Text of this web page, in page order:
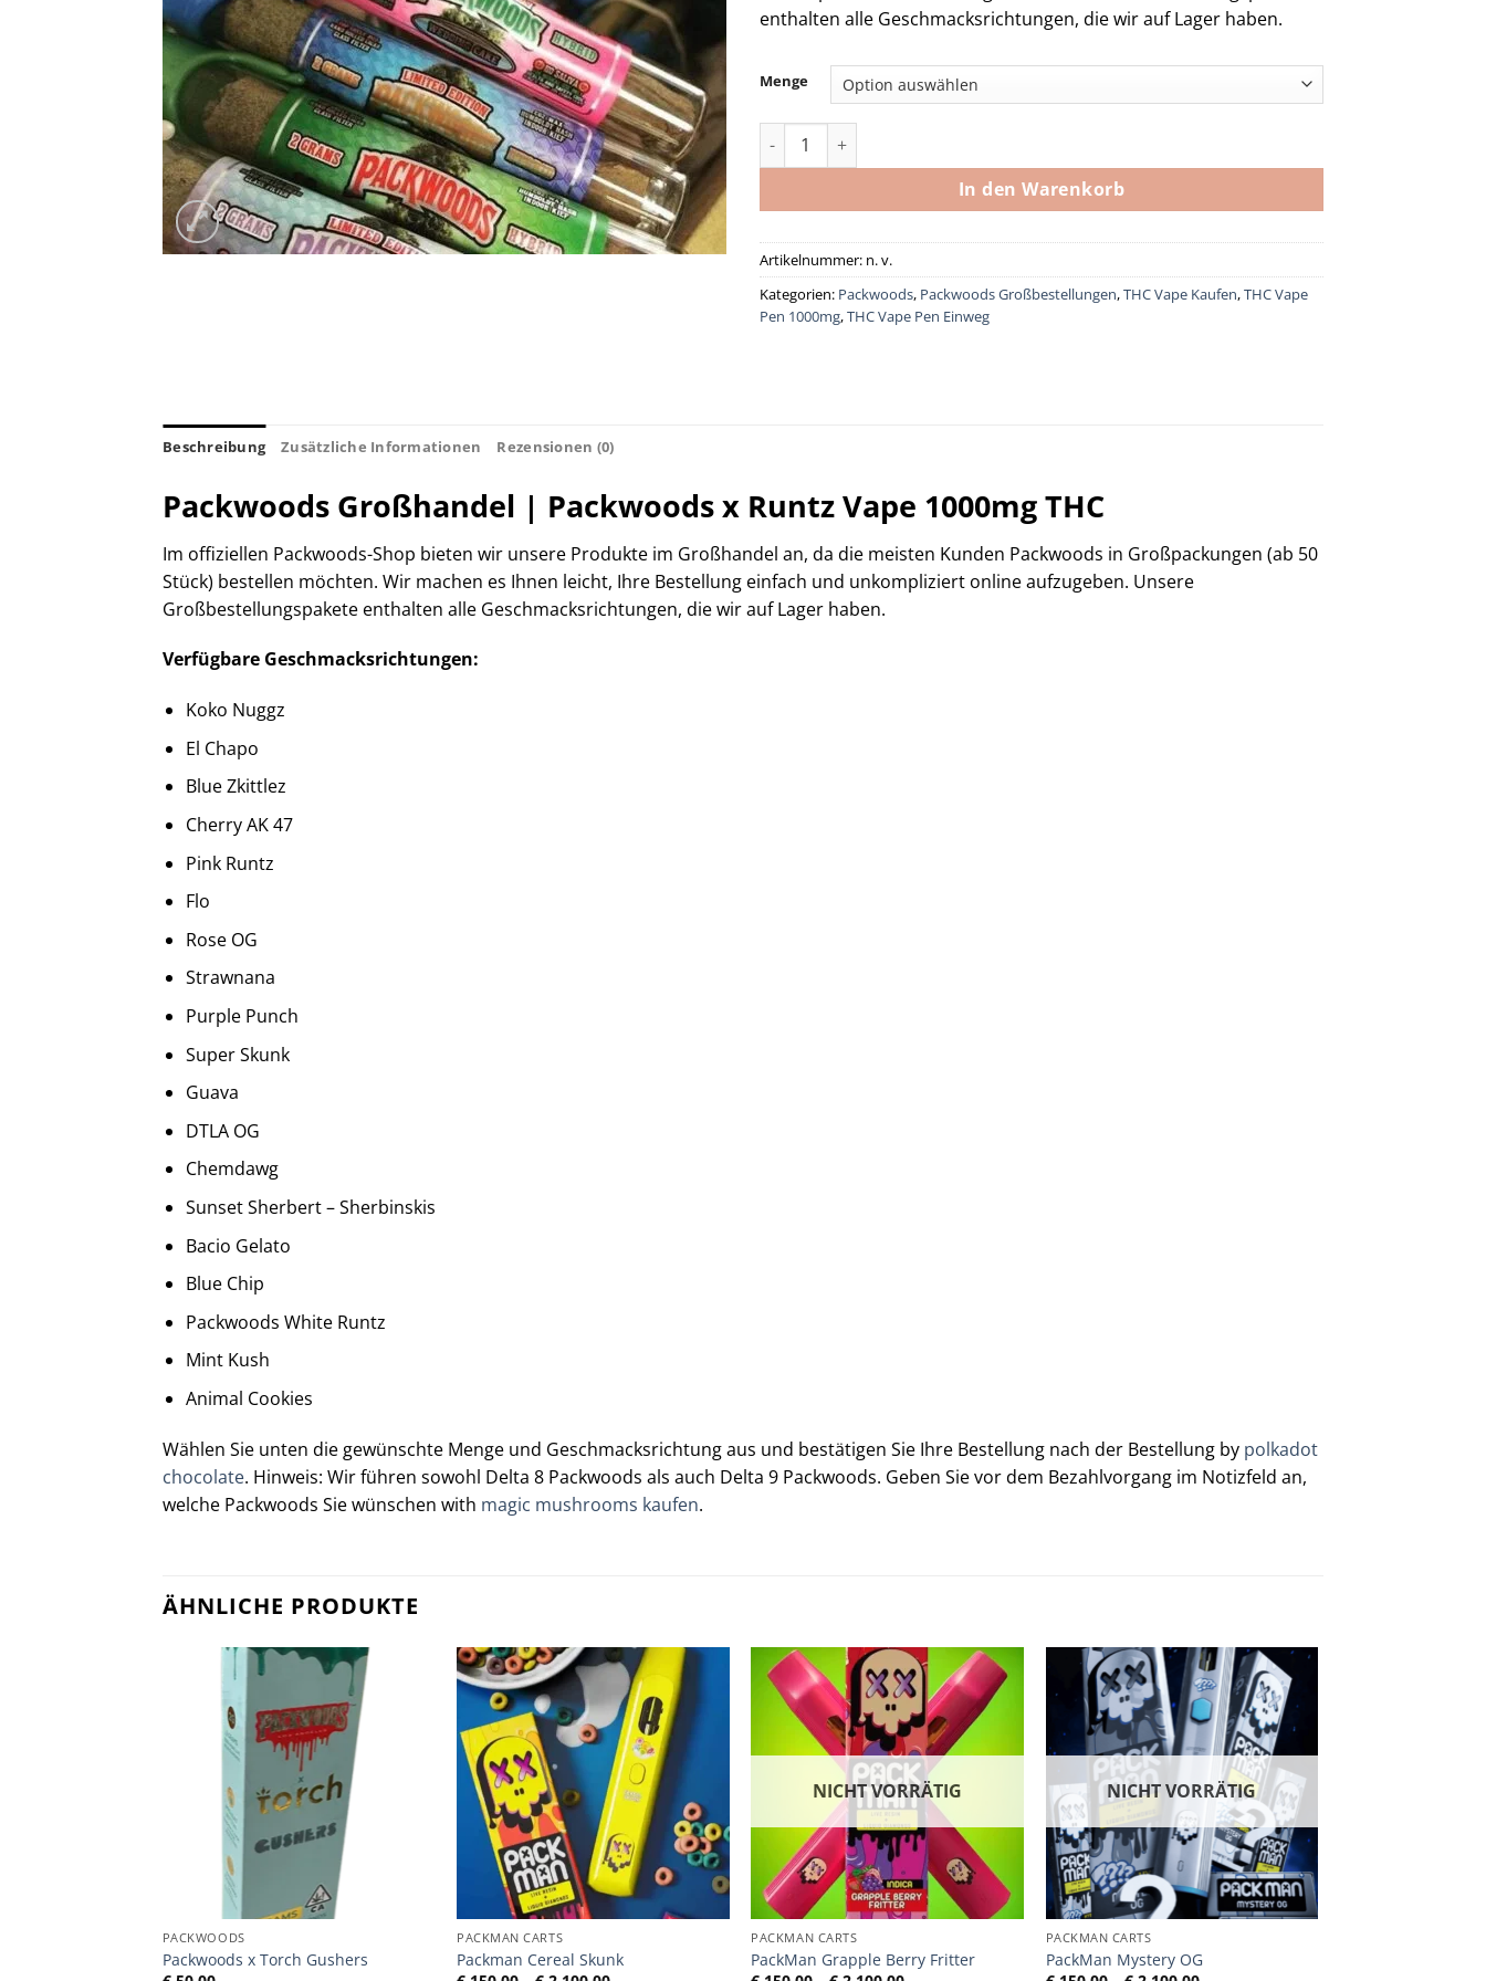
enthalten alle Geschmacksrichtungen, die wir auf Lager haben.
Menge
Packwoods Großhandel Menge
In den Warenkorb
Artikelnummer: n. v.
Kategorien: Packwoods, Packwoods Großbestellungen,THC Vape Kaufen,THC Vape
Pen 1000mg,THC Vape Pen Einweg
Beschreibung Zusätzliche Informationen Rezensionen (0)
Packwoods Großhandel | Packwoods x Runtz Vape 1000mg THC
Im offiziellen Packwoods-Shop bieten wir unsere Produkte im Großhandel an, da die meisten Kunden Packwoods in Großpackungen (ab 50
Stück) bestellen möchten. Wir machen es Ihnen leicht, Ihre Bestellung einfach und unkompliziert online aufzugeben. Unsere
Großbestellungspakete enthalten alle Geschmacksrichtungen, die wir auf Lager haben.
Verfügbare Geschmacksrichtungen:
Koko Nuggz
El Chapo
Blue Zkittlez
Cherry AK 47
Pink Runtz
Flo
Rose OG
Strawnana
Purple Punch
Super Skunk
Guava
DTLA OG
Chemdawg
Sunset Sherbert – Sherbinskis
Bacio Gelato
Blue Chip
Packwoods White Runtz
Mint Kush
Animal Cookies
Wählen Sie unten die gewünschte Menge und Geschmacksrichtung aus und bestätigen Sie Ihre Bestellung nach der Bestellung by polkadot
chocolate. Hinweis: Wir führen sowohl Delta 8 Packwoods als auch Delta 9 Packwoods. Geben Sie vor dem Bezahlvorgang im Notizfeld an,
welche Packwoods Sie wünschen with magic mushrooms kaufen.
ÄHNLICHE PRODUKTE
PACKWOODS
Packwoods x Torch Gushers
PACKMAN CARTS
Packman Cereal Skunk
NICHT VORRÄTIG
PACKMAN CARTS
PackMan Grapple Berry Fritter
NICHT VORRÄTIG
PACKMAN CARTS
PackMan Mystery OG